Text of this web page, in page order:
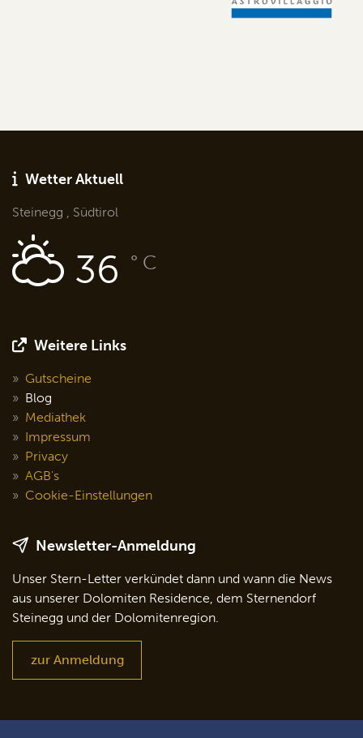
Wetter Aktuell
Steinegg , Südtirol
36 ° C
Weitere Links
Gutscheine
Blog
Mediathek
Impressum
Privacy
AGB's
Cookie-Einstellungen
Newsletter-Anmeldung
Unser Stern-Letter verkündet dann und wann die News
aus unserer Dolomiten Residence, dem Sternendorf
Steinegg und der Dolomitenregion.
zur Anmeldung